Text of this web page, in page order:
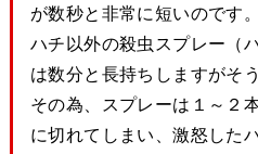
が数秒と非常に短いのです。
ハチ以外の殺虫スプレー（
は数分と長持ちしますがそ
その為、スプレーは１～２
に切れてしまい、激怒した